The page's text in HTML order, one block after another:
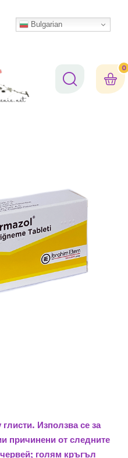
Bulgarian
0
Използва се за
причинени от следните
голям кръгъл